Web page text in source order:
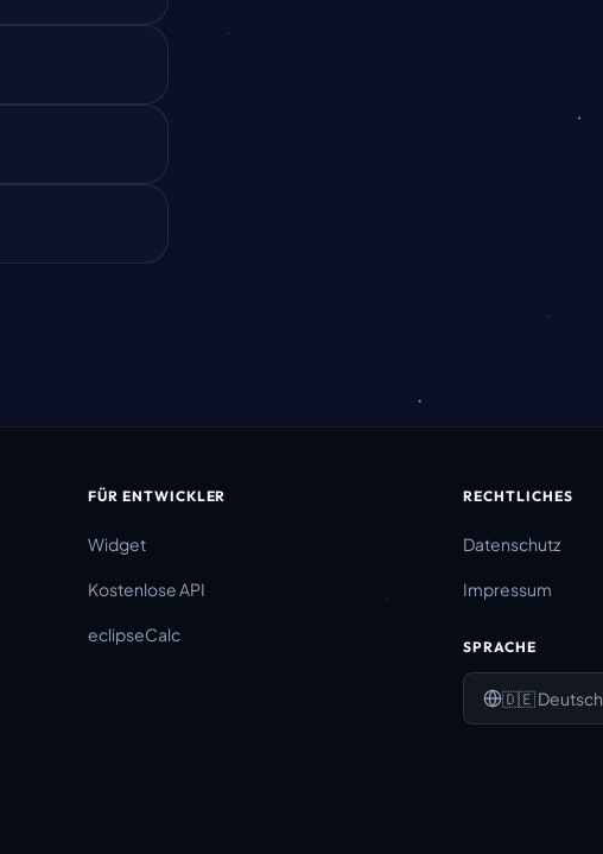
FÜR ENTWICKLER
Widget
Kostenlose API
eclipseCalc
RECHTLICHES
Datenschutz
Impressum
SPRACHE
🇩🇪Deutsch